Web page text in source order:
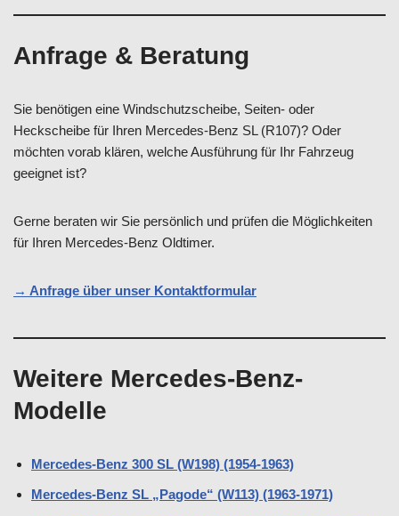
Anfrage & Beratung
Sie benötigen eine Windschutzscheibe, Seiten- oder
Heckscheibe für Ihren Mercedes-Benz SL (R107)? Oder
möchten vorab klären, welche Ausführung für Ihr Fahrzeug
geeignet ist?
Gerne beraten wir Sie persönlich und prüfen die Möglichkeiten
für Ihren Mercedes-Benz Oldtimer.
→ Anfrage über unser Kontaktformular
Weitere Mercedes-Benz-
Modelle
Mercedes-Benz 300 SL (W198) (1954-1963)
Mercedes-Benz SL „Pagode“ (W113) (1963-1971)